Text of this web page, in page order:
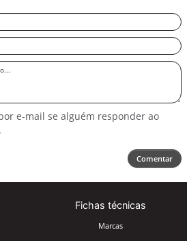
e-mail se alguém responder ao
Comentar
Fichas técnicas
Marcas